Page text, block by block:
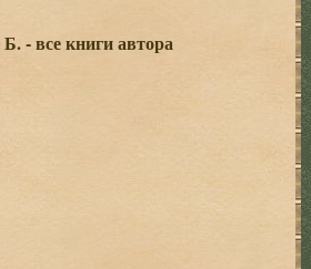
- все книги автора